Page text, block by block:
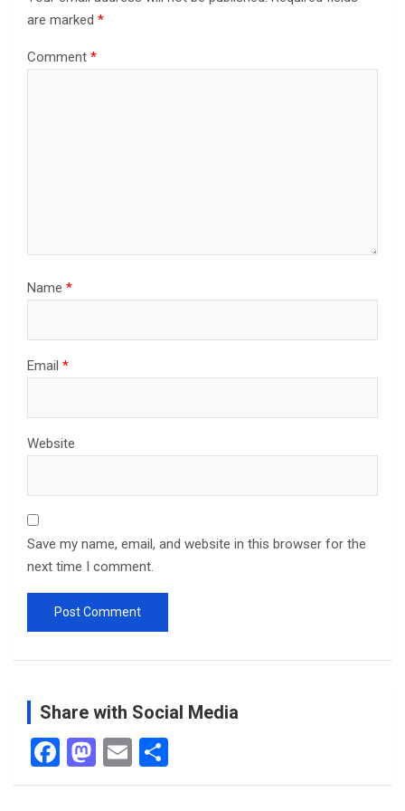
are marked *
Comment *
Name *
Email *
Website
Save my name, email, and website in this browser for the
next time I comment.
Share with Social Media
F
a
M
a
E
m h